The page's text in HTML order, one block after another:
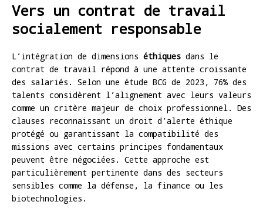
Vers un contrat de travail
socialement responsable
L’intégration de dimensions éthiques dans le
contrat de travail répond à une attente croissante
des salariés. Selon une étude BCG de 2023, 76% des
talents considèrent l’alignement avec leurs valeurs
comme un critère majeur de choix professionnel. Des
clauses reconnaissant un droit d’alerte éthique
protégé ou garantissant la compatibilité des
missions avec certains principes fondamentaux
peuvent être négociées. Cette approche est
particulièrement pertinente dans des secteurs
sensibles comme la défense, la finance ou les
biotechnologies.